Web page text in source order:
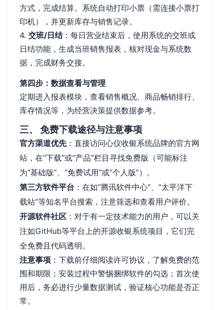
方式，完成结算。系统自动打印小票（需连接小票打
印机），并更新库存与销售记录。
4. 交班/日结：每日营业结束后，使用系统的交班或
日结功能，生成当班销售报表，核对现金与系统数
据，完成财务交接。
第四步：数据查看与管理
定期进入报表模块，查看销售概况、商品畅销排行、
库存情况等，为经营决策提供数据参考。
三、 免费下载途径与注意事项
官方渠道优先：直接访问心仪收银系统品牌的官方网
站，在“下载”或“产品”栏目寻找免费版（可能标注
为“基础版”、“免费试用”或“个人版”）。
第三方软件平台 ：在如“腾讯软件中心”、“太平洋下
载站”等知名平台搜索，注意筛选和查看用户评价。
开源软件社区 ：对于有一定技术能力的用户，可以关
注如GitHub等平台上的开源收银系统项目，它们完
全免费且代码透明。
注意事项 ：下载前仔细阅读许可协议，了解免费的范
围和期限；安装过程中警惕捆绑软件的勾选；首次使
用后，务必进行少量数据测试，验证核心功能是否正
常。